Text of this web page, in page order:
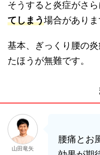
そうすると炎症がさ
てしまう場合がありま
基本、ぎっくり腰の
たほうが無難です。
山田竜矢
腰痛とお